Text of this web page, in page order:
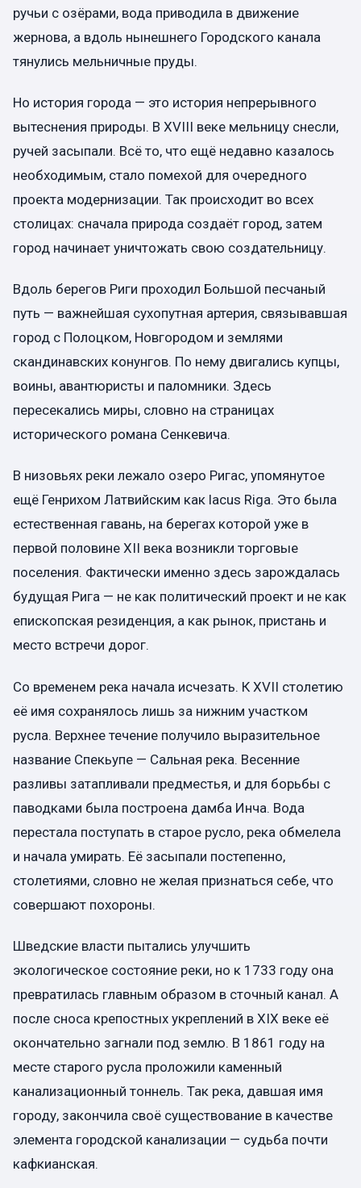
ручьи с озёрами, вода приводила в движение
жернова, а вдоль нынешнего Городского канала
тянулись мельничные пруды.
Но история города — это история непрерывного
вытеснения природы. В XVIII веке мельницу снесли,
ручей засыпали. Всё то, что ещё недавно казалось
необходимым, стало помехой для очередного
проекта модернизации. Так происходит во всех
столицах: сначала природа создаёт город, затем
город начинает уничтожать свою создательницу.
Вдоль берегов Риги проходил Большой песчаный
путь — важнейшая сухопутная артерия, связывавшая
город с Полоцком, Новгородом и землями
скандинавских конунгов. По нему двигались купцы,
воины, авантюристы и паломники. Здесь
пересекались миры, словно на страницах
исторического романа Сенкевича.
В низовьях реки лежало озеро Ригас, упомянутое
ещё Генрихом Латвийским как lacus Riga. Это была
естественная гавань, на берегах которой уже в
первой половине XII века возникли торговые
поселения. Фактически именно здесь зарождалась
будущая Рига — не как политический проект и не как
епископская резиденция, а как рынок, пристань и
место встречи дорог.
Со временем река начала исчезать. К XVII столетию
её имя сохранялось лишь за нижним участком
русла. Верхнее течение получило выразительное
название Спекьупе — Сальная река. Весенние
разливы затапливали предместья, и для борьбы с
паводками была построена дамба Инча. Вода
перестала поступать в старое русло, река обмелела
и начала умирать. Её засыпали постепенно,
столетиями, словно не желая признаться себе, что
совершают похороны.
Шведские власти пытались улучшить
экологическое состояние реки, но к 1733 году она
превратилась главным образом в сточный канал. А
после сноса крепостных укреплений в XIX веке её
окончательно загнали под землю. В 1861 году на
месте старого русла проложили каменный
канализационный тоннель. Так река, давшая имя
городу, закончила своё существование в качестве
элемента городской канализации — судьба почти
кафкианская.